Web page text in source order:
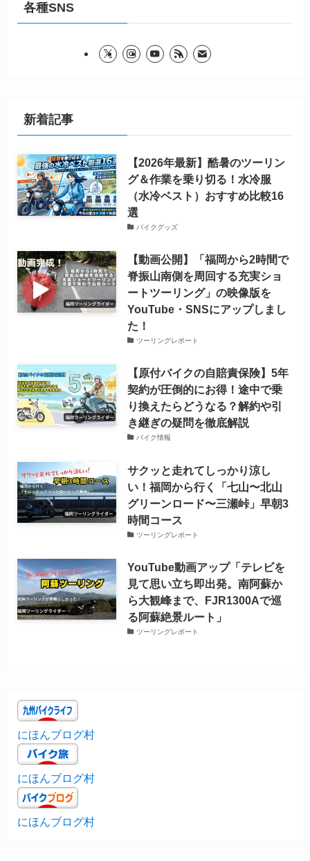
各種SNS
新着記事
【2026年最新】酷暑のツーリン
グ＆作業を乗り切る！水冷服
（水冷ベスト）おすすめ比較16
選
バイクグッズ
【動画公開】「福岡から2時間で
脊振山南側を周回する充実ショ
ートツーリング」の映像版を
YouTube・SNSにアップしまし
た！
ツーリングレポート
【原付バイクの自賠責保険】5年
契約が圧倒的にお得！途中で乗
り換えたらどうなる？解約や引
き継ぎの疑問を徹底解説
バイク情報
サクッと走れてしっかり涼し
い！福岡から行く「七山〜北山
グリーンロード〜三瀬峠」早朝3
時間コース
ツーリングレポート
YouTube動画アップ「テレビを
見て思い立ち即出発。南阿蘇か
ら大観峰まで、FJR1300Aで巡
る阿蘇絶景ルート」
ツーリングレポート
にほんブログ村
にほんブログ村
にほんブログ村